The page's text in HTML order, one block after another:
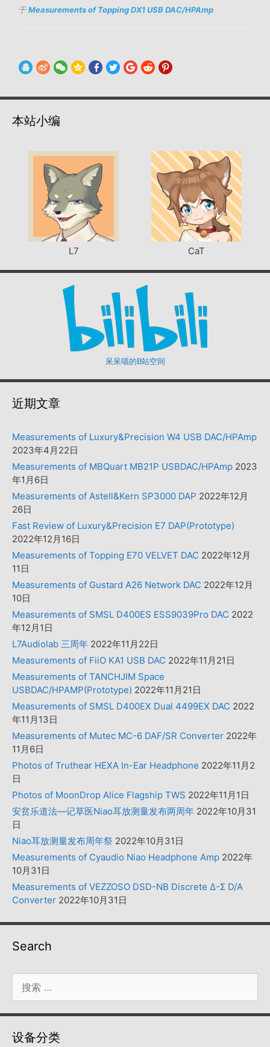
于Measurements of Topping DX1 USB DAC/HPAmp
本站小编
L7 CaT
呆呆喵的B站空间
近期文章
Measurements of Luxury&Precision W4 USB DAC/HPAmp
2023年4月22日
Measurements of MBQuart MB21P USBDAC/HPAmp 2023
年1月6日
Measurements of Astell&Kern SP3000 DAP 2022年12月
26日
Fast Review of Luxury&Precision E7 DAP(Prototype)
2022年12月16日
Measurements of Topping E70 VELVET DAC 2022年12月
11日
Measurements of Gustard A26 Network DAC 2022年12月
10日
Measurements of SMSL D400ES ESS9039Pro DAC 2022
年12月1日
L7Audiolab 三周年 2022年11月22日
Measurements of FiiO KA1 USB DAC 2022年11月21日
Measurements of TANCHJIM Space
USBDAC/HPAMP(Prototype) 2022年11月21日
Measurements of SMSL D400EX Dual 4499EX DAC 2022
年11月13日
Measurements of Mutec MC-6 DAF/SR Converter 2022年
11月6日
Photos of Truthear HEXA In-Ear Headphone 2022年11月2
日
Photos of MoonDrop Alice Flagship TWS 2022年11月1日
安贫乐道法—记草医Niao耳放测量发布两周年 2022年10月31
日
Niao耳放测量发布周年祭 2022年10月31日
Measurements of Cyaudio Niao Headphone Amp 2022年
10月31日
Measurements of VEZZOSO DSD-NB Discrete Δ-Σ D/A
Converter 2022年10月31日
Search
索：
设备分类